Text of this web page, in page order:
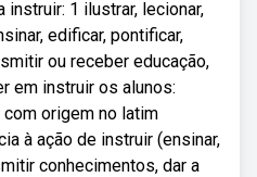
1 ilustrar, lecionar,
edificar, pontificar,
ou receber educação,
em instruir os alunos:
origem no latim
à ação de instruir (ensinar,
conhecimentos, dar a